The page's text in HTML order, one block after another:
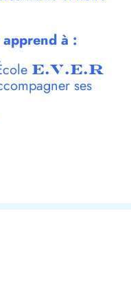
à :
E.V.E.R
ses